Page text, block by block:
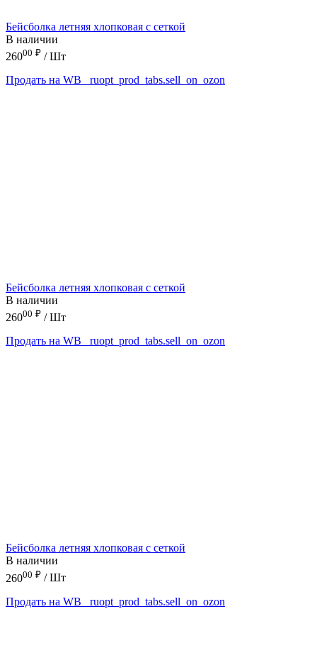
Бейсболка летняя хлопковая с сеткой
В наличии
26000 ₽ / Шт
Продать на WB
_ruopt_prod_tabs.sell_on_ozon
Бейсболка летняя хлопковая с сеткой
В наличии
26000 ₽ / Шт
Продать на WB
_ruopt_prod_tabs.sell_on_ozon
Бейсболка летняя хлопковая с сеткой
В наличии
26000 ₽ / Шт
Продать на WB
_ruopt_prod_tabs.sell_on_ozon